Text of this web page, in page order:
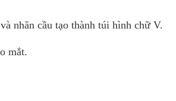
INC.
nhãn cầu tạo thành túi hình chữ V.
mắt.